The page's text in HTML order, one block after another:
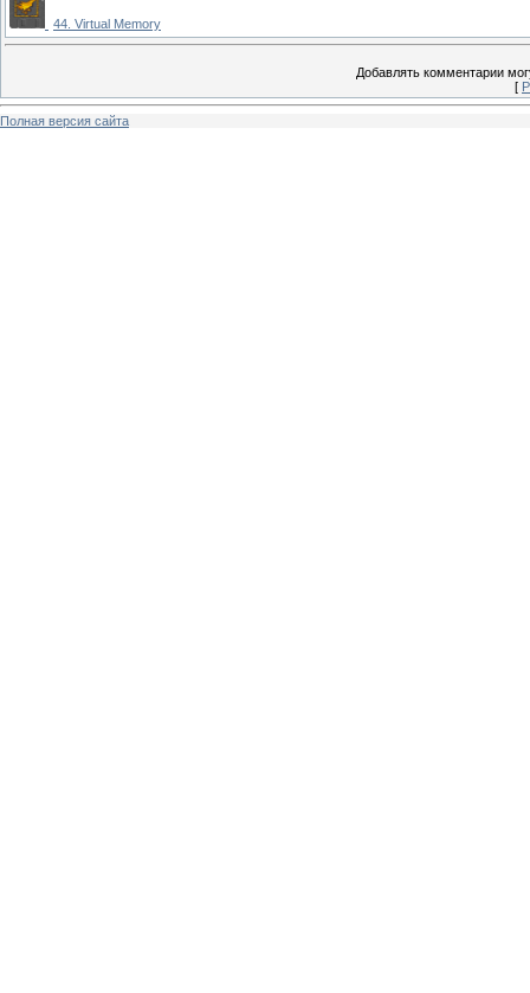
44. Virtual Memory
Добавлять комментарии
[
Полная версия сайта